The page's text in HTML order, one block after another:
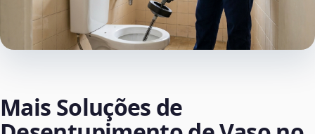
Mais Soluções de